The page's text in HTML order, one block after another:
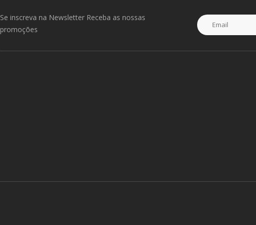
como suporte. Ótimo acessório para t..
Se inscreva na Newsletter Receba as nossas
promoções